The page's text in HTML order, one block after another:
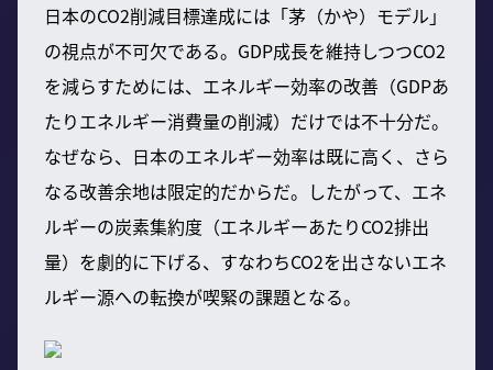
日本のCO2削減目標達成には「茅（かや）モデル」
の視点が不可欠である。GDP成長を維持しつつCO2
を減らすためには、エネルギー効率の改善（GDPあ
たりエネルギー消費量の削減）だけでは不十分だ。
なぜなら、日本のエネルギー効率は既に高く、さら
なる改善余地は限定的だからだ。したがって、エネ
ルギーの炭素集約度（エネルギーあたりCO2排出
量）を劇的に下げる、すなわちCO2を出さないエネ
ルギー源への転換が喫緊の課題となる。